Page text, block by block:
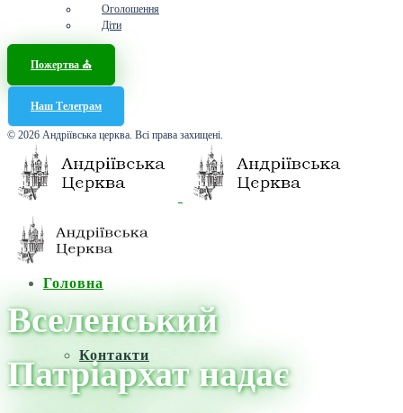
Оголошення
Діти
Пожертва ⛪️
Наш Телеграм
© 2026 Андріївська церква. Всі права захищені.
Головна
Контакти
Вселенський
Патріархат надає